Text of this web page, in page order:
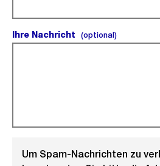
Ihre Nachricht (optional)(optional).
Um Spam-Nachrichten zu